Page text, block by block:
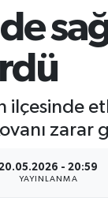
ilçesinde
zarar
- 20:59
YAYINLANMA